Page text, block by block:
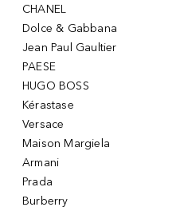
CHANEL
Dolce & Gabbana
Jean Paul Gaultier
PAESE
HUGO BOSS
Kérastase
Versace
Maison Margiela
Armani
Prada
Burberry